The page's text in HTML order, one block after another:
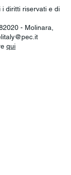
i diritti riservati e di
- Molinara,
qui